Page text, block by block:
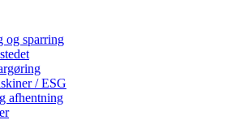
og sparring
/ ESG
afhentning